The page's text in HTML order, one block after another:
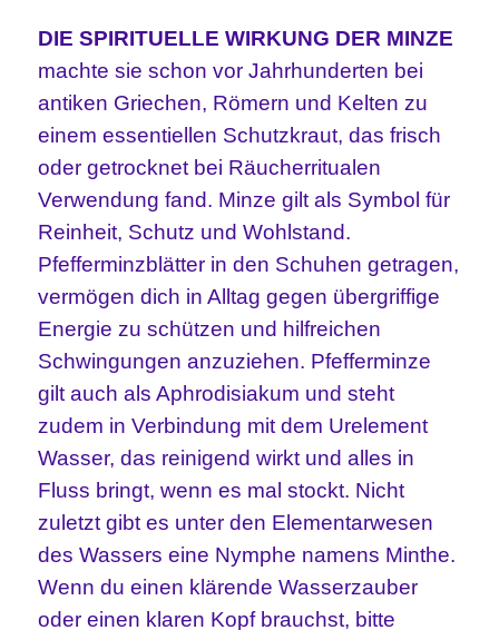
DIE SPIRITUELLE WIRKUNG DER MINZE
machte sie schon vor Jahrhunderten bei
antiken Griechen, Römern und Kelten zu
einem essentiellen Schutzkraut, das frisch
oder getrocknet bei Räucherritualen
Verwendung fand. Minze gilt als Symbol für
Reinheit, Schutz und Wohlstand.
Pfefferminzblätter in den Schuhen getragen,
vermögen dich in Alltag gegen übergriffige
Energie zu schützen und hilfreichen
Schwingungen anzuziehen. Pfefferminze
gilt auch alsAphrodisiakum und steht
zudem in Verbindung mit dem Urelement
Wasser, das reinigend wirkt und alles in
Fluss bringt, wenn es mal stockt. Nicht
zuletzt gibt es unter den Elementarwesen
des Wassers eine Nymphe namens Minthe.
Wenn du einen klärende Wasserzauber
oder einen klaren Kopf brauchst, bitte